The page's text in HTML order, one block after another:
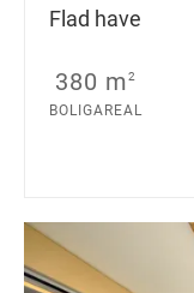
Flad have
380 m2
BOLIGAREAL